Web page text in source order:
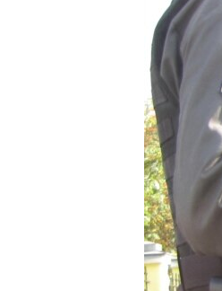
ПОДПИШИТЕСЬ НА РАССЫЛКУ